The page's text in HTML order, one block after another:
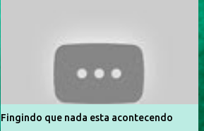
Rocinha. A assessora de Direitos Humanos
da Anistia Internacional, Renata Neder, disse
à Agência Brasil que ações e atividades de
mobilização são feitas normalmente pela
organização não governamental. As ações
de solidariedade são promovidas em apoio
Fingindo que nada esta acontecendo